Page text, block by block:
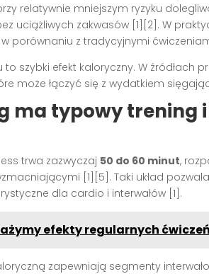
relatywnie mniejszym ryzyku
uciążliwych zakwasów [1][2] . W
w porównaniu z tradycyjnymi
szybki efekt kaloryczny. W źródłach
może łączyć się z wydatkiem
ma typowy trening
trwa zazwyczaj 50 do 60 minut,
[1][5] . Taki układ
dla cardio i interwałów [1] .
efekty regularnych
zapewniają segmenty